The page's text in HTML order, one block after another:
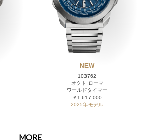
NEW
103762
オクト ローマ
ワールドタイマー
￥1,617,000
2025年モデル
MORE